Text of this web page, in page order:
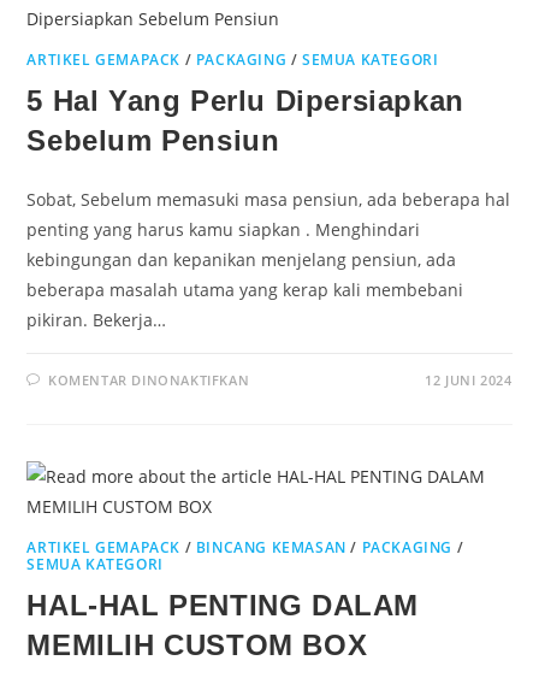
ARTIKEL GEMAPACK / PACKAGING /SEMUA KATEGORI
5 Hal Yang Perlu Dipersiapkan
Sebelum Pensiun
Sobat, Sebelum memasuki masa pensiun, ada beberapa hal
penting yang harus kamu siapkan . Menghindari
kebingungan dan kepanikan menjelang pensiun, ada
beberapa masalah utama yang kerap kali membebani
pikiran. Bekerja…
KOMENTAR DINONAKTIFKAN 12 JUNI 2024
ARTIKEL GEMAPACK / BINCANG KEMASAN / PACKAGING /
SEMUA KATEGORI
HAL-HAL PENTING DALAM
MEMILIH CUSTOM BOX